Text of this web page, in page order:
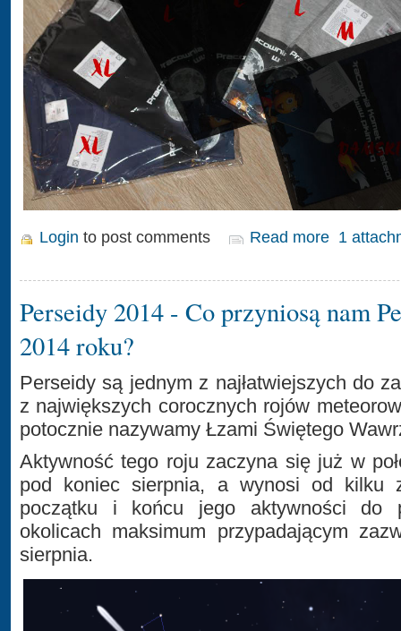
Login to post comments Read more 1
Perseidy 2014 - Co przyniosą nam
2014 roku?
Perseidy są jednym z najłatwiejszych do
z największych corocznych rojów
potocznie nazywamy Łzami Świętego
Aktywność tego roju zaczyna się już w
pod koniec sierpnia, a wynosi od kilku
początku i końcu jego aktywności do
okolicach maksimum przypadającym
sierpnia.